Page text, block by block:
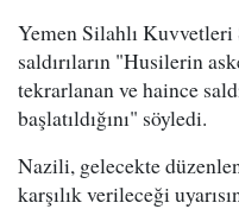
Yemen Silahlı
saldırıların "Husilerin
tekrarlanan ve haince
başlatıldığını" söyledi.
Nazili, gelecekte
karşılık verileceği